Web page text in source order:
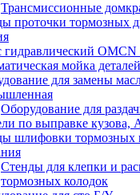
Трансмиссионные
проточки тормозных
гидравлический
мойка
для замены
Оборудование для
по выправке кузова,
шлифовки тормозных
Стенды для клепки и
тормозных колодок